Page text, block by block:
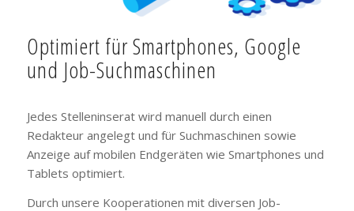
Optimiert für Smartphones, Google
und Job-Suchmaschinen
Jedes Stelleninserat wird manuell durch einen
Redakteur angelegt und für Suchmaschinen sowie
Anzeige auf mobilen Endgeräten wie Smartphones und
Tablets optimiert.
Durch unsere Kooperationen mit diversen Job-